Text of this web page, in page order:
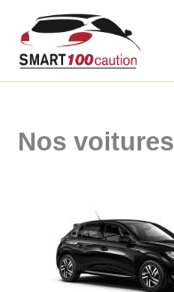
contenu
Nos voitures